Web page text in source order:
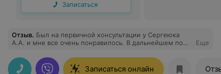
Записаться
Отзыв. Был на первичной консультации у Сергеюка
А.А. и мне все очень понравилось. В дальнейшем по
Еще
Записаться онлайн